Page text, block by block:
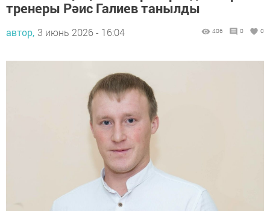
тренеры Рәис Галиев танылды
автор, 3 июнь 2026 - 16:04 406 0 0